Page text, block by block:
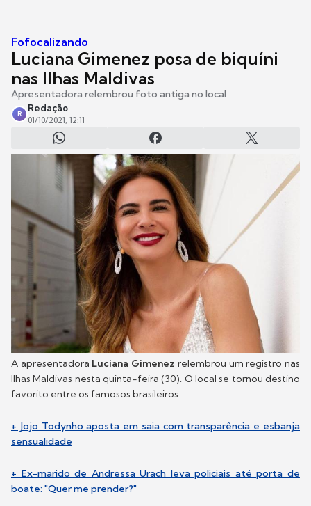
Fofocalizando
Luciana Gimenez posa de biquíni
nas Ilhas Maldivas
Apresentadora relembrou foto antiga no local
R
Redação
01/10/2021, 12:11
A apresentadora Luciana Gimenez relembrou um registro nas
Ilhas Maldivas nesta quinta-feira (30). O local se tornou destino
favorito entre os famosos brasileiros.
+ Jojo Todynho aposta em saia com transparência e esbanja
sensualidade
+ Ex-marido de Andressa Urach leva policiais até porta de
boate: "Quer me prender?"